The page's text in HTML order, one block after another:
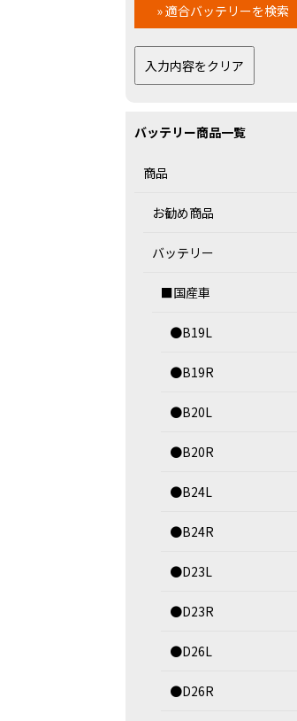
バッテリー商品一覧
商品
お勧め商品
バッテリー
■国産車
●B19L
●B19R
●B20L
●B20R
●B24L
●B24R
●D23L
●D23R
●D26L
●D26R